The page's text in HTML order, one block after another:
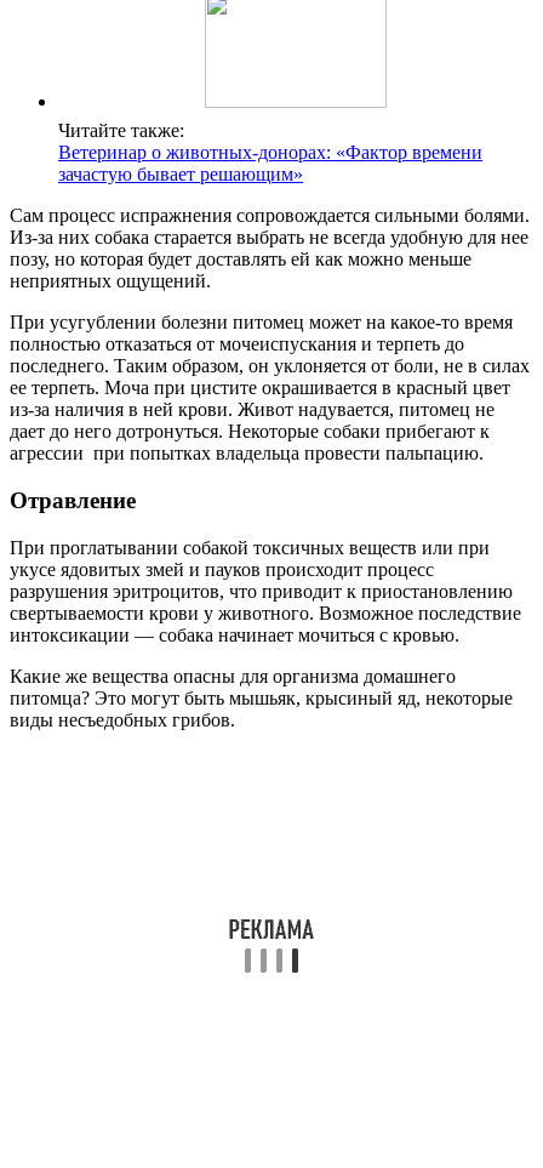
Читайте также:
Ветеринар о животных-донорах: «Фактор времени
зачастую бывает решающим»
Сам процесс испражнения сопровождается сильными болями.
Из-за них собака старается выбрать не всегда удобную для нее
позу, но которая будет доставлять ей как можно меньше
неприятных ощущений.
При усугублении болезни питомец может на какое-то время
полностью отказаться от мочеиспускания и терпеть до
последнего. Таким образом, он уклоняется от боли, не в силах
ее терпеть. Моча при цистите окрашивается в красный цвет
из-за наличия в ней крови. Живот надувается, питомец не
дает до него дотронуться. Некоторые собаки прибегают к
агрессии при попытках владельца провести пальпацию.
Отравление
При проглатывании собакой токсичных веществ или при
укусе ядовитых змей и пауков происходит процесс
разрушения эритроцитов, что приводит к приостановлению
свертываемости крови у животного. Возможное последствие
интоксикации — собака начинает мочиться с кровью.
Какие же вещества опасны для организма домашнего
питомца? Это могут быть мышьяк, крысиный яд, некоторые
виды несъедобных грибов.